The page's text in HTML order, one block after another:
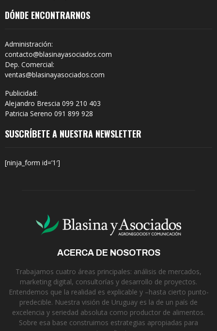
DÓNDE ENCONTRARNOS
Administración:
contacto@blasinayasociados.com
Dep. Comercial:
ventas@blasinayasociados.com
Publicidad:
Alejandro Brescia 099 210 403
Patricia Sereno 091 899 928
SUSCRÍBETE A NUESTRA NEWSLETTER
[ninja_form id=’1′]
ACERCA DE NOSOTROS
Trabajamos cuatro áreas principales: análisis de mercados,
marketing digital, consultorías y desarrollo de proyectos.
Entendemos que la realidad es explicable y –hasta cierto punto-
predecible. Nuestra visión de Uruguay es la de un país de
excelencia y seriedad absoluta como productor de alimentos.
Sobre esa base construimos estrategias apropiadas para